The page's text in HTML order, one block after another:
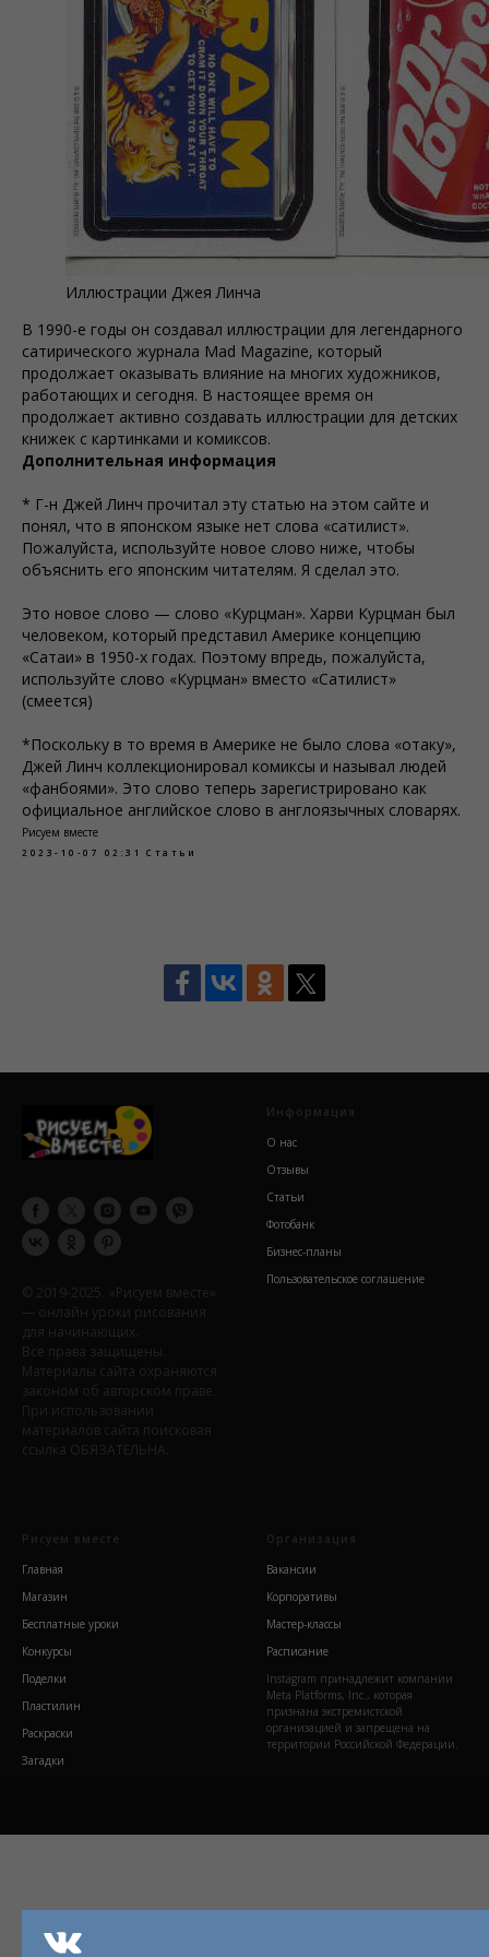
Иллюстрации Джея Линча
В 1990-е годы он создавал иллюстрации для легендарного
сатирического журнала Mad Magazine, который
продолжает оказывать влияние на многих художников,
работающих и сегодня. В настоящее время он
продолжает активно создавать иллюстрации для детских
книжек с картинками и комиксов.
Дополнительная информация
* Г-н Джей Линч прочитал эту статью на этом сайте и
понял, что в японском языке нет слова «сатилист».
Пожалуйста, используйте новое слово ниже, чтобы
объяснить его японским читателям. Я сделал это.
Это новое слово — слово «Курцман». Харви Курцман был
человеком, который представил Америке концепцию
«Сатаи» в 1950-х годах. Поэтому впредь, пожалуйста,
используйте слово «Курцман» вместо «Сатилист»
(смеется)
*Поскольку в то время в Америке не было слова «отаку»,
Джей Линч коллекционировал комиксы и называл людей
«фанбоями». Это слово теперь зарегистрировано как
официальное английское слово в англоязычных словарях.
Рисуем вместе
2023-10-07 02:31 Статьи
© 2019-2025. «Рисуем вместе»
— онлайн уроки рисования
для начинающих.
Все права защищены.
Материалы сайта охраняются
законом об авторском праве.
При использовании
материалов сайта поисковая
ссылка ОБЯЗАТЕЛЬНА.
Информация
О нас
Отзывы
Статьи
Фотобанк
Бизнес-планы
Пользовательское соглашение
Рисуем вместе
Главная
Магазин
Бесплатные уроки
Конкурсы
Поделки
Пластилин
Раскраски
Загадки
Организация
Вакансии
Корпоративы
Мастер-классы
Расписание
Instagram принадлежит компании
Meta Platforms, Inc., которая
признана экстремистской
организацией и запрещена на
территории Российской Федерации.